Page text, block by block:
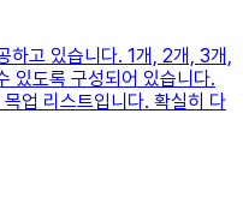
하고 있습니다. 1개, 2개, 3개,
있도록 구성되어 있습니다.
업 리스트입니다. 확실히 다